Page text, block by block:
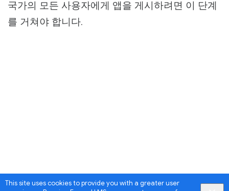
This site uses cookies to provide you with a greater user
국가의 모든 사용자에게 앱을 게시하려면 이 단계
를 거쳐야 합니다.